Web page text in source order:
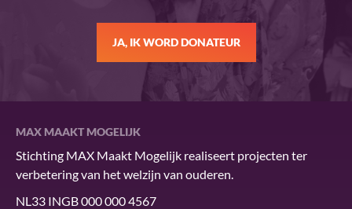
JA, IK WORD DONATEUR
MAX MAAKT MOGELIJK
Stichting MAX Maakt Mogelijk realiseert projecten ter
verbetering van het welzijn van ouderen.
NL33 INGB 000 000 4567